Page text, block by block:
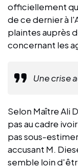
officiellement
de ce dernier à
plaintes auprès
concernant les
Une crise
Selon Maître Ali
pas au cadre
pas sous-
accusant M.
semble loin